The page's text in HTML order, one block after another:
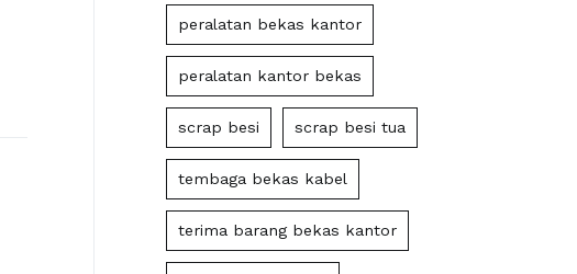
peralatan bekas kantor
peralatan kantor bekas
scrap besi scrap besi tua
tembaga bekas kabel
terima barang bekas kantor